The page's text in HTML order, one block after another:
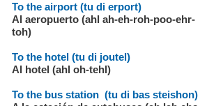
To the airport (tu di erport)
Al aeropuerto (ahl ah-eh-roh-poo-ehr-
toh)
To the hotel (tu di joutel)
Al hotel (ahl oh-tehl)
To the bus station (tu di bas steishon)